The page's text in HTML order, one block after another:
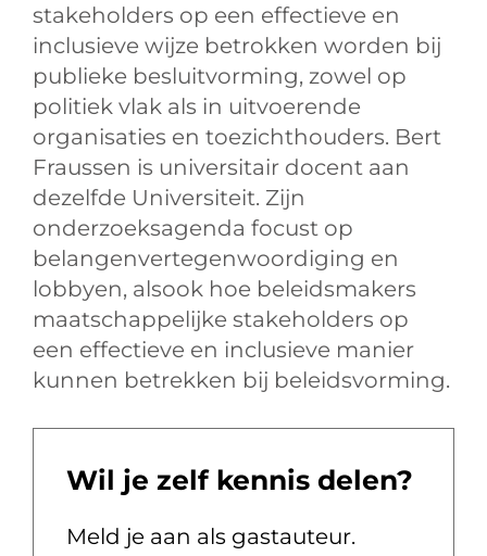
stakeholders op een effectieve en
inclusieve wijze betrokken worden bij
publieke besluitvorming, zowel op
politiek vlak als in uitvoerende
organisaties en toezichthouders. Bert
Fraussen is universitair docent aan
dezelfde Universiteit. Zijn
onderzoeksagenda focust op
belangenvertegenwoordiging en
lobbyen, alsook hoe beleidsmakers
maatschappelijke stakeholders op
een effectieve en inclusieve manier
kunnen betrekken bij beleidsvorming.
Wil je zelf kennis delen?
Meld je aan als gastauteur.